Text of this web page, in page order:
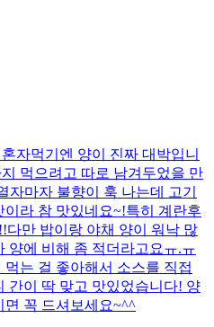
자먹기엔 양이 진짜 대박입니
먹으려고 따로 남겨두었을 만
자마자 불향이 훅 나는데 고기
라 참 맛있네요~!특히 계란후
다만 밥이랑 야채 양이 워낙 많
양에 비해 좀 적더라고요ㅠ.ㅠ
는 걸 좋아해서 소스를 직접
간이 딱 맞고 맛있었습니다! 양
면 꼭 드셔보세요~^^